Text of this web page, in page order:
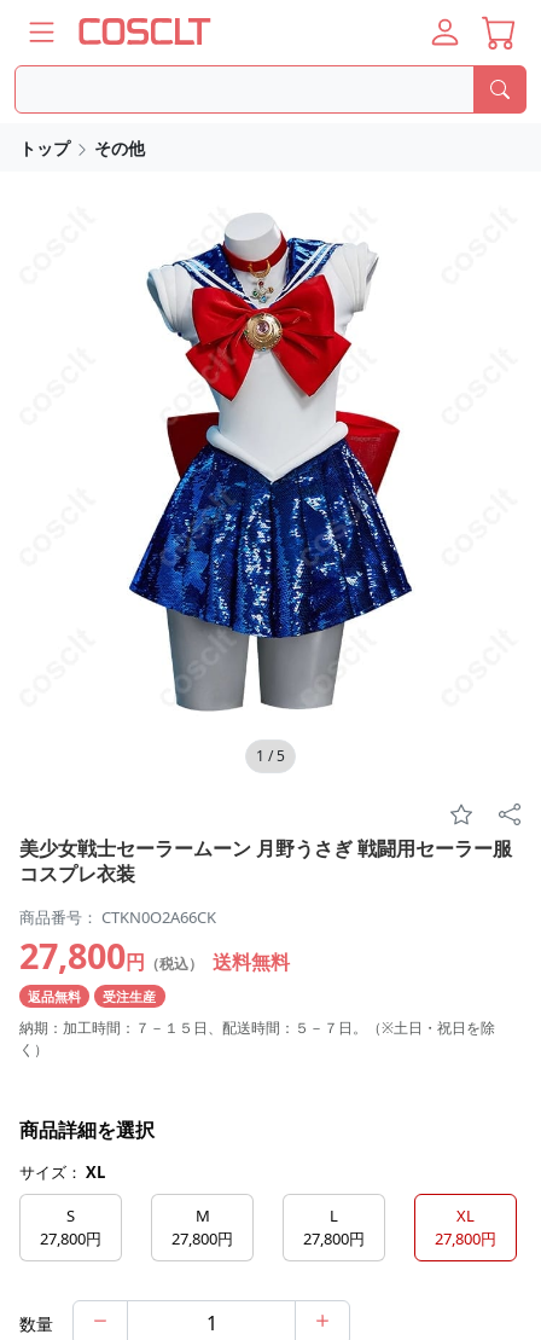
トップ その他
1 /5
美少女戦士セーラームーン 月野うさぎ 戦闘用セーラー服
コスプレ衣装
商品番号： CTKN0O2A66CK
27,800円 （税込） 送料無料
返品無料 受注生産
納期：加工時間：７－１５日、配送時間：５－７日。（※土日・祝日を除
く）
商品詳細を選択
サイズ： XL
S
27,800円
M
27,800円
L
27,800円
XL
27,800円
数量